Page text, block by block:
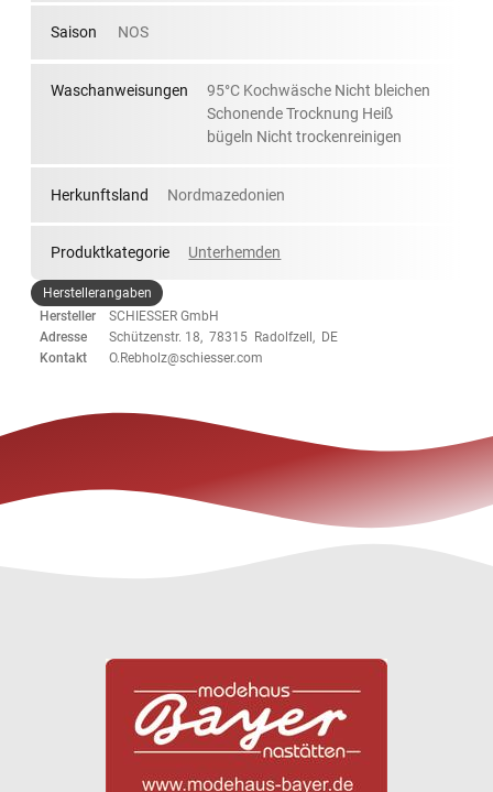
Saison NOS
Waschanweisungen
95°C Kochwäsche Nicht bleichen
Schonende Trocknung Heiß
bügeln Nicht trockenreinigen
Herkunftsland Nordmazedonien
Produktkategorie Unterhemden
Herstellerangaben
Hersteller
SCHIESSER GmbH
Adresse
Schützenstr. 18, 78315 Radolfzell, DE
Kontakt
O.Rebholz@schiesser.com